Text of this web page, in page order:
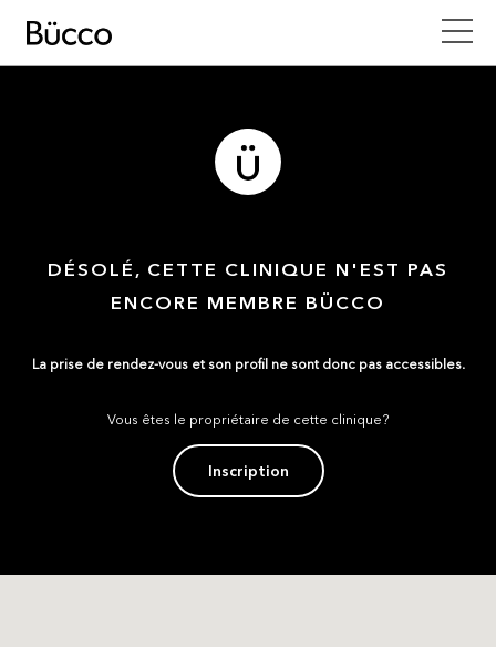
DÉSOLÉ, CETTE CLINIQUE N'EST PAS
ENCORE MEMBRE BÜCCO
La prise de rendez-vous et son profil ne sont donc pas accessibles.
Vous êtes le propriétaire de cette clinique?
Inscription